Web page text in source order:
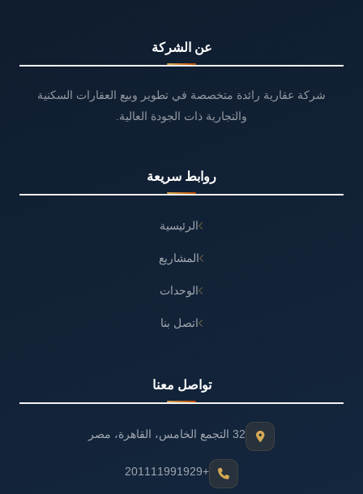
عن الشركة
شركة عقارية رائدة متخصصة في تطوير وبيع العقارات السكنية
والتجارية ذات الجودة العالية.
روابط سريعة
الرئيسية
المشاريع
الوحدات
اتصل بنا
تواصل معنا
32 التجمع الخامس، القاهرة، مصر
+201111991929